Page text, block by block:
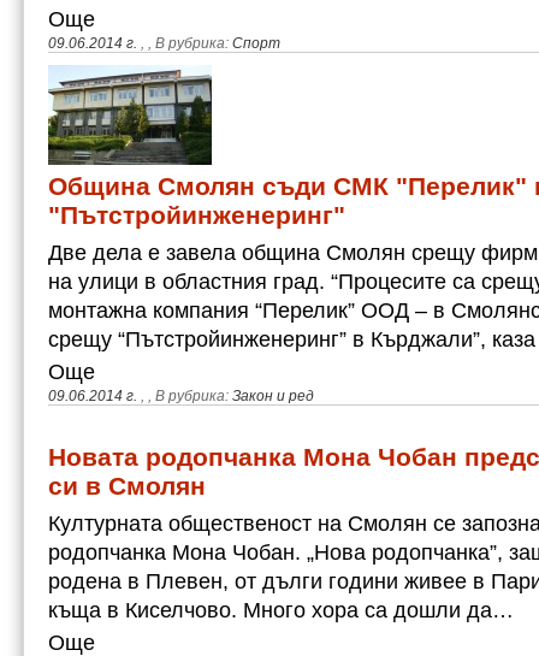
09.06.2014 г. , , В рубрика: Спорт
Още
Община Смолян съди СМК "Перелик"
"Пътстройинженеринг"
Две дела е завела община Смолян срещу
на улици в областния град. “Процесите са
монтажна компания “Перелик” ООД – в
срещу “Пътстройинженеринг” в Кърджали”,
09.06.2014 г. , , В рубрика: Закон и ред
Още
Новата родопчанка Мона Чобан
си в Смолян
Културната общественост на Смолян се
родопчанка Мона Чобан. „Нова родопчанка”,
родена в Плевен, от дълги години живее в
къща в Киселчово. Много хора са дошли да…
Още